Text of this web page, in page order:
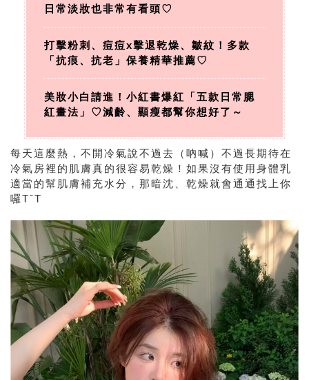
日常淡妝也非常有看頭♡
打擊粉刺、痘痘x擊退乾燥、皺紋！多款
「抗痕、抗老」保養精華推薦♡
美妝小白請進！小紅書爆紅「五款日常腮
紅畫法」♡減齡、顯瘦都幫你想好了～
每天這麼熱，不開冷氣說不過去（吶喊）不過長期待在
冷氣房裡的肌膚真的很容易乾燥！如果沒有使用身體乳
適當的幫肌膚補充水分，那暗沈、乾燥就會通通找上你
囉TˇT